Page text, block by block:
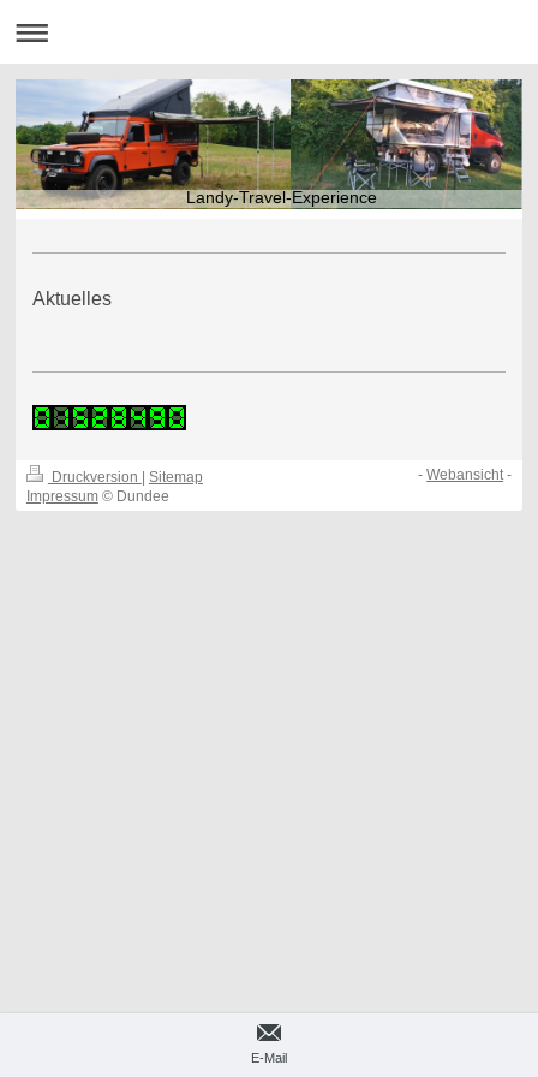
Landy-Travel-Experience
Aktuelles
Druckversion
Sitemap
Impressum© Dundee
-Webansicht-
E-Mail